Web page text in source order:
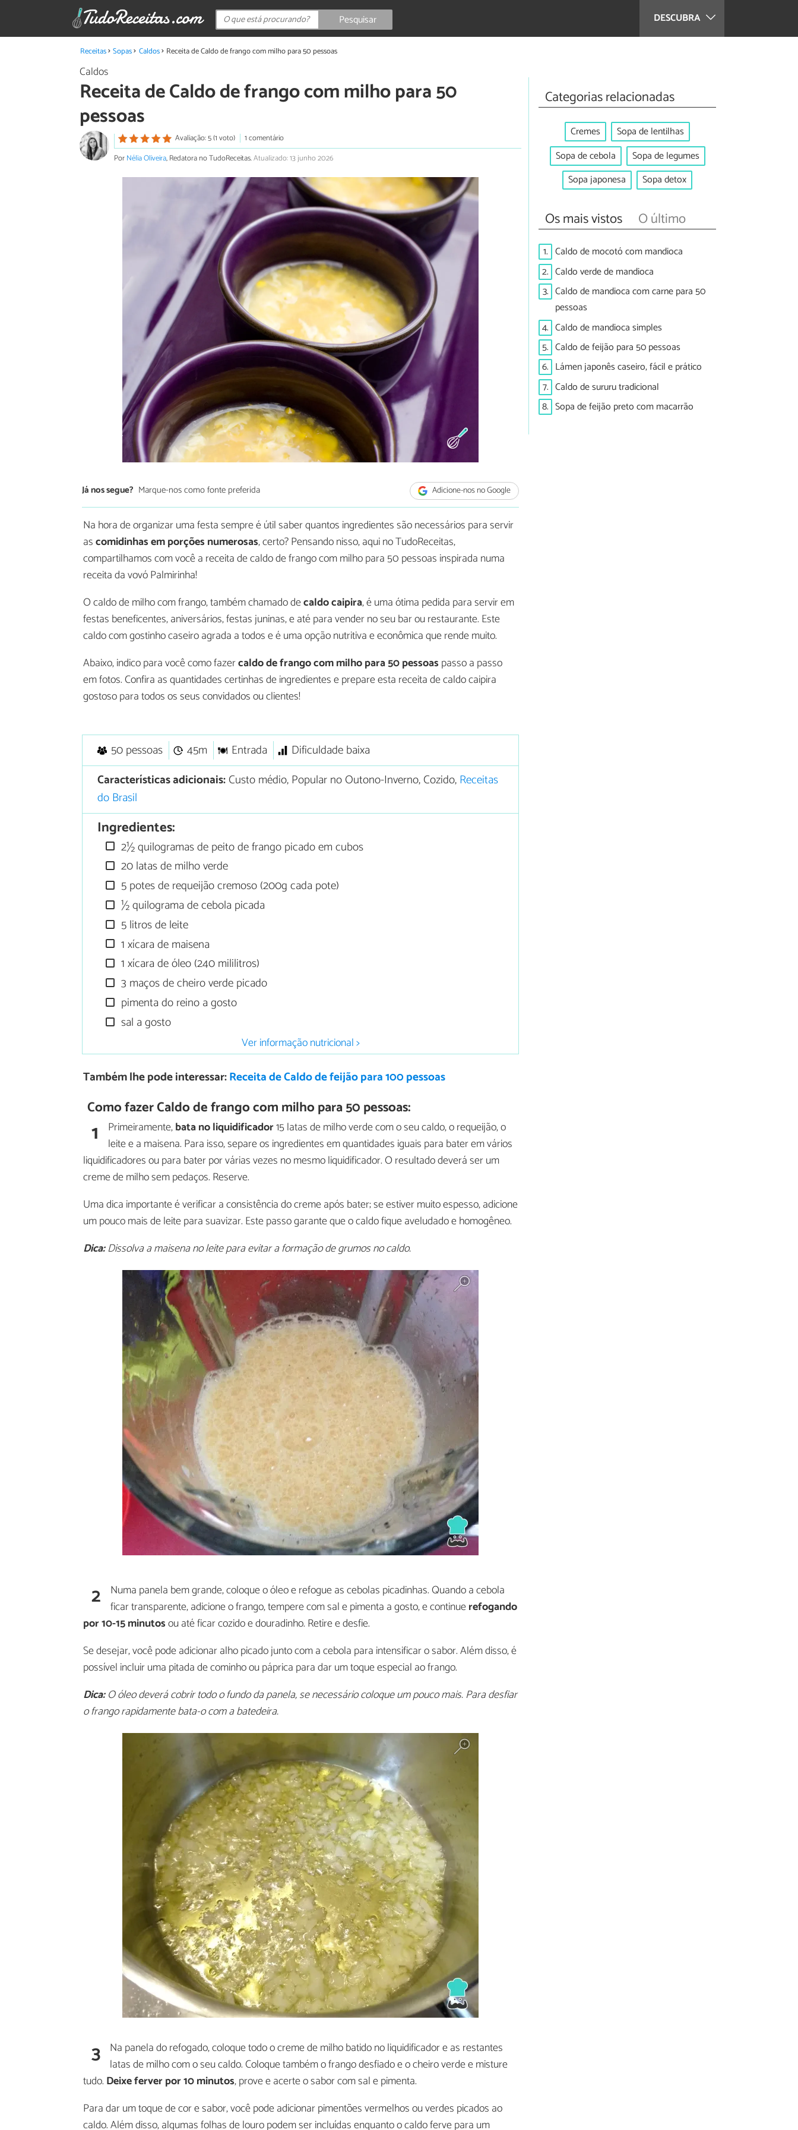
DESCUBRA
Pesquisar
Receitas Sopas Caldos Receita de Caldo de frango com milho para 50 pessoas
Caldos
Receita de Caldo de frango com milho para 50
pessoas
Avaliação: 5 (1 voto)
1 comentário
PorNélia Oliveira, Redatora no TudoReceitas.Atualizado: 13 junho 2026
Já nos segue? Marque-nos como fonte preferida Adicione-nos no Google
Na hora de organizar uma festa sempre é útil saber quantos ingredientes são necessários para servir
ascomidinhas em porções numerosas, certo? Pensando nisso, aqui no TudoReceitas,
compartilhamos com você a receita de caldo de frango com milho para 50 pessoas inspirada numa
receita da vovó Palmirinha!
O caldo de milho com frango, também chamado decaldo caipira, é uma ótima pedida para servir em
festas beneficentes, aniversários, festas juninas, e até para vender no seu bar ou restaurante. Este
caldo com gostinho caseiro agrada a todos e é uma opção nutritiva e econômica que rende muito.
Abaixo, indico para você como fazercaldo de frango com milho para 50 pessoas passo a passo
em fotos. Confira as quantidades certinhas de ingredientes e prepare esta receita de caldo caipira
gostoso para todos os seus convidados ou clientes!
50 pessoas 45m Entrada
Dificuldade baixa
Características adicionais:Custo médio, Popular no Outono-Inverno, Cozido,Receitas
do Brasil
Ingredientes:
2½ quilogramas de peito de frango picado em cubos
20 latas de milho verde
5 potes de requeijão cremoso (200g cada pote)
½ quilograma de cebola picada
5 litros de leite
1 xícara de maisena
1 xícara de óleo (240 mililitros)
3 maços de cheiro verde picado
pimenta do reino a gosto
sal a gosto
Ver informação nutricional >
Também lhe pode interessar:Receita de Caldo de feijão para 100 pessoas
Como fazer Caldo de frango com milho para 50 pessoas:
1 Primeiramente,bata no liquidificador15 latas de milho verde com o seu caldo, o requeijão, o
leite e a maisena. Para isso, separe os ingredientes em quantidades iguais para bater em vários
liquidificadores ou para bater por várias vezes no mesmo liquidificador. O resultado deverá ser um
creme de milho sem pedaços. Reserve.
Uma dica importante é verificar a consistência do creme após bater; se estiver muito espesso, adicione
um pouco mais de leite para suavizar. Este passo garante que o caldo fique aveludado e homogêneo.
Dica:Dissolva a maisena no leite para evitar a formação de grumos no caldo.
2 Numa panela bem grande, coloque o óleo e refogue as cebolas picadinhas. Quando a cebola
ficar transparente, adicione o frango, tempere com sal e pimenta a gosto, e continuerefogando
por 10-15 minutosou até ficar cozido e douradinho. Retire e desfie.
Se desejar, você pode adicionar alho picado junto com a cebola para intensificar o sabor. Além disso, é
possível incluir uma pitada de cominho ou páprica para dar um toque especial ao frango.
Dica:O óleo deverá cobrir todo o fundo da panela, se necessário coloque um pouco mais. Para desfiar
o frango rapidamente bata-o com a batedeira.
3 Na panela do refogado, coloque todo o creme de milho batido no liquidificador e as restantes
latas de milho com o seu caldo. Coloque também o frango desfiado e o cheiro verde e misture
tudo. Deixe ferver por 10 minutos, prove e acerte o sabor com sal e pimenta.
Para dar um toque de cor e sabor, você pode adicionar pimentões vermelhos ou verdes picados ao
caldo. Além disso, algumas folhas de louro podem ser incluídas enquanto o caldo ferve para um
Categorias relacionadas
Cremes
Sopa de lentilhas
Sopa de cebola
Sopa de legumes
Sopa japonesa
Sopa detox
Os mais vistos O último
1. Caldo de mocotó com mandioca
2. Caldo verde de mandioca
3. Caldo de mandioca com carne para 50
pessoas
4. Caldo de mandioca simples
5. Caldo de feijão para 50 pessoas
6. Lámen japonês caseiro, fácil e prático
7. Caldo de sururu tradicional
8. Sopa de feijão preto com macarrão